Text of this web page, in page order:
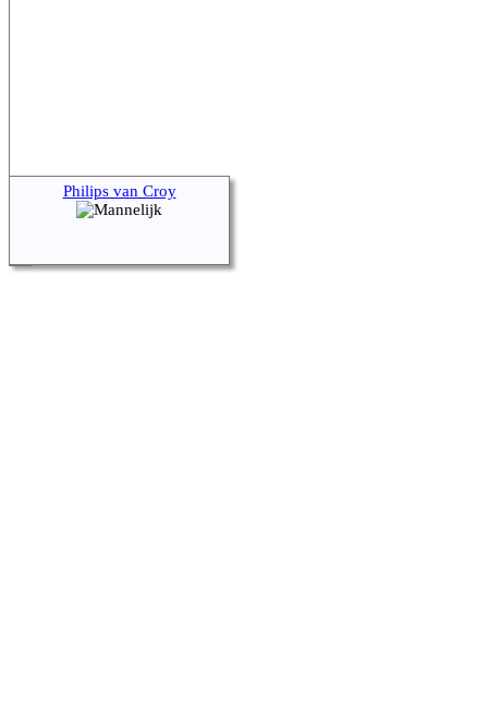
Philips van Croy